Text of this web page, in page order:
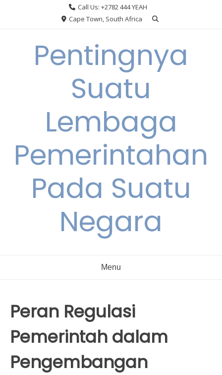
Call Us: +2782 444 YEAH
Cape Town, South Africa
Pentingnya
Suatu
Lembaga
Pemerintahan
Pada Suatu
Negara
Menu
Peran Regulasi
Pemerintah dalam
Pengembangan